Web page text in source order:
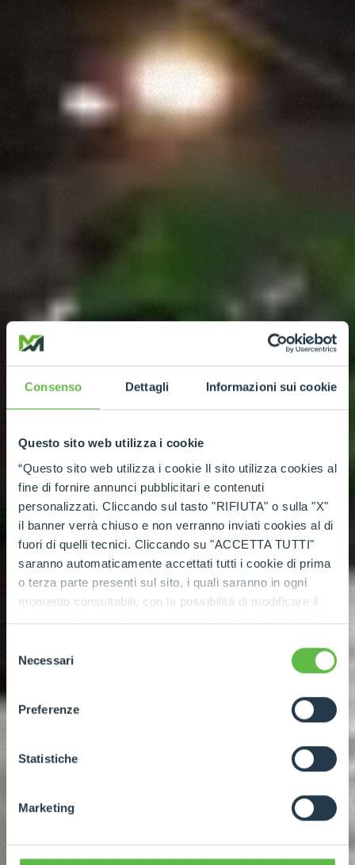
Consenso Dettagli Informazioni sui cookie
Questo sito web utilizza i cookie
“Questo sito web utilizza i cookie Il sito utilizza cookies al
fine di fornire annunci pubblicitari e contenuti
personalizzati. Cliccando sul tasto "RIFIUTA" o sulla "X"
il banner verrà chiuso e non verranno inviati cookies al di
fuori di quelli tecnici. Cliccando su "ACCETTA TUTTI"
saranno automaticamente accettati tutti i cookie di prima
o terza parte presenti sul sito, i quali saranno in ogni
momento consultabili, con la possibilità di modificare il
consenso prestato per ogni singolo cookie. Come fare?
ogni pagina, selezionare "Modifichi il suo consenso" e
dell'informativa completa nel footer presente in ogni
pagina. Per esercitare i diritti riconosciuti all'interessato ai
GDPR abbiamo predisposto una
apposita procedura.
delNecessari
Preferenze
Statistiche
Marketing